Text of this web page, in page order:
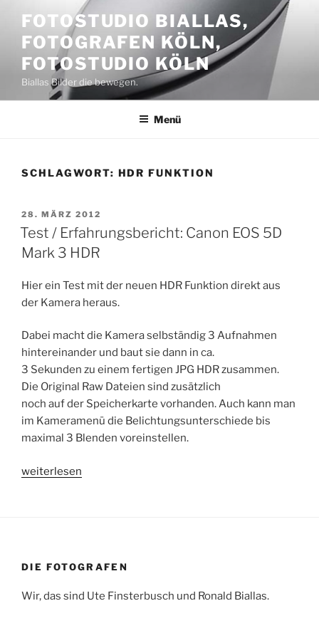
Inhalt
springen
FOTOSTUDIO BIALLAS,
FOTOGRAFEN KÖLN,
FOTOSTUDIO KÖLN
Biallas Bilder die bewegen.
Menü
SCHLAGWORT: HDR FUNKTION
VERÖFFENTLICHT
AM
28. MÄRZ 2012
Test / Erfahrungsbericht: Canon EOS 5D
Mark 3 HDR
Hier ein Test mit der neuen HDR Funktion direkt aus
der Kamera heraus.
Dabei macht die Kamera selbständig 3 Aufnahmen
hintereinander und baut sie dann in ca.
3 Sekunden zu einem fertigen JPG HDR zusammen.
Die Original Raw Dateien sind zusätzlich
noch auf der Speicherkarte vorhanden. Auch kann man
im Kameramenü die Belichtungsunterschiede bis
maximal 3 Blenden voreinstellen.
„Test
Mark
3
weiterlesen
DIE FOTOGRAFEN
Wir, das sind Ute Finsterbusch und Ronald Biallas.